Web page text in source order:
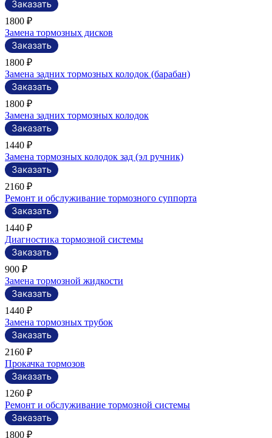
1800 ₽
Замена тормозных дисков
1800 ₽
Замена задних тормозных колодок (барабан)
1800 ₽
Замена задних тормозных колодок
1440 ₽
Замена тормозных колодок зад (эл ручник)
2160 ₽
Ремонт и обслуживание тормозного суппорта
1440 ₽
Диагностика тормозной системы
900 ₽
Замена тормозной жидкости
1440 ₽
Замена тормозных трубок
2160 ₽
Прокачка тормозов
1260 ₽
Ремонт и обслуживание тормозной системы
1800 ₽